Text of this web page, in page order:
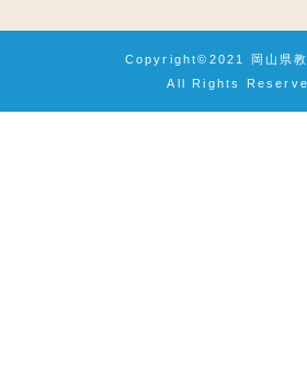
Copyright©2021 岡山県教
All Rights